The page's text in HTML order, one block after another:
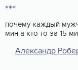
***
почему каждый
мин а кто то за 15
Александр